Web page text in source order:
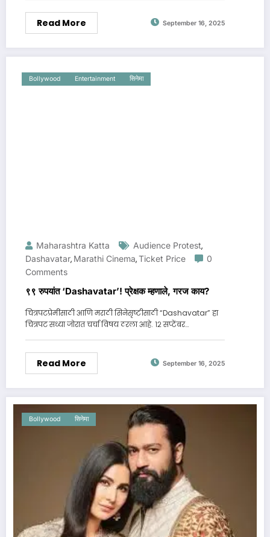
Read More September 16, 2025
Bollywood Entertainment सिनेमा
Maharashtra Katta Audience Protest,
Dashavatar, Marathi Cinema,Ticket Price
0
Comments
९९ रुपयांत ‘Dashavatar’! प्रेक्षक म्हणाले, गरज काय?
चित्रपटप्रेमींसाठी आणि मराठी सिनेसृष्टीसाठी “Dashavatar” हा
चित्रपट सध्या जोरात चर्चा विषय ठरला आहे. १२ सप्टेंबर…
Read More September 16, 2025
Bollywood सिनेमा